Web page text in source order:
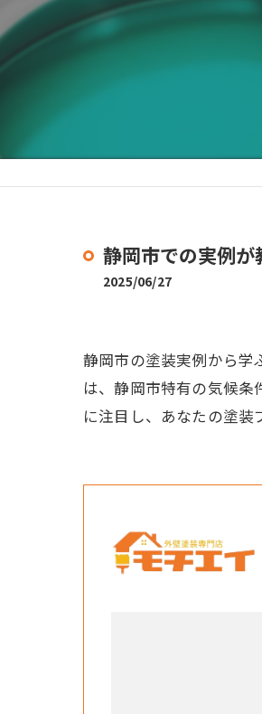
静岡市での実例
2025/06/27
静岡市の塗装実例から学
は、静岡市特有の気候
に注目し、あなたの塗装